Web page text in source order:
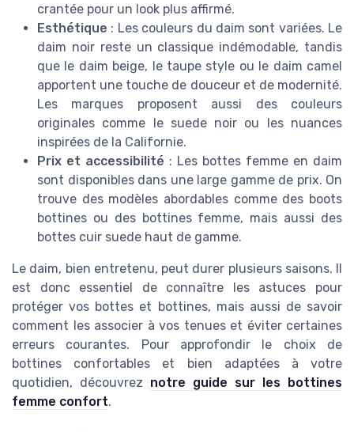
crantée pour un look plus affirmé.
Esthétique : Les couleurs du daim sont variées. Le
daim noir reste un classique indémodable, tandis
que le daim beige, le taupe style ou le daim camel
apportent une touche de douceur et de modernité.
Les marques proposent aussi des couleurs
originales comme le suede noir ou les nuances
inspirées de la Californie.
Prix et accessibilité : Les bottes femme en daim
sont disponibles dans une large gamme de prix. On
trouve des modèles abordables comme des boots
bottines ou des bottines femme, mais aussi des
bottes cuir suede haut de gamme.
Le daim, bien entretenu, peut durer plusieurs saisons. Il
est donc essentiel de connaître les astuces pour
protéger vos bottes et bottines, mais aussi de savoir
comment les associer à vos tenues et éviter certaines
erreurs courantes. Pour approfondir le choix de
bottines confortables et bien adaptées à votre
quotidien, découvrez notre guide sur les bottines
femme confort.